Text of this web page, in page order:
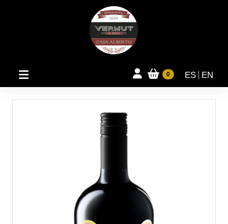
0 ES EN